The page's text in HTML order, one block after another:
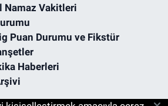
Namaz Vakitleri
Puan Durumu ve Fikstür
Haberleri